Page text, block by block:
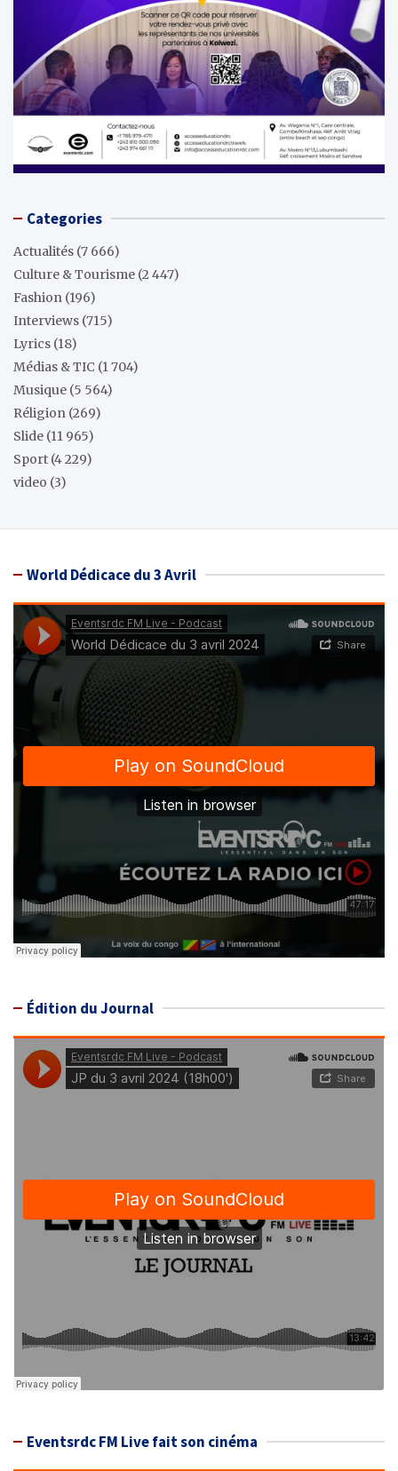
Categories
Actualités (7 666)
Culture & Tourisme (2 447)
Fashion (196)
Interviews (715)
Lyrics (18)
Médias & TIC (1 704)
Musique (5 564)
Réligion (269)
Slide (11 965)
Sport (4 229)
video (3)
World Dédicace du 3 Avril
Édition du Journal
Eventsrdc FM Live fait son cinéma